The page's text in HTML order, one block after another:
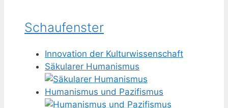
Schaufenster
Innovation der Kulturwissenschaft
Säkularer Humanismus
Humanismus und Pazifismus